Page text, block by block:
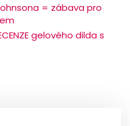
= zábava pro
gelového dilda s